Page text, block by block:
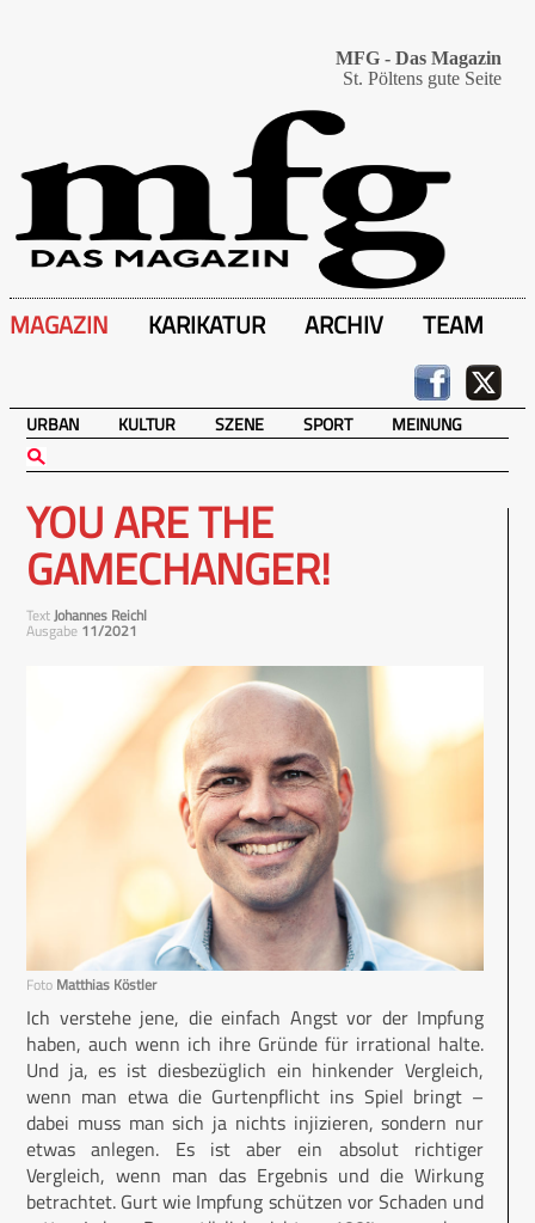
MFG - Das Magazin
St. Pöltens gute Seite
MAGAZIN KARIKATUR ARCHIV TEAM
URBAN KULTUR SZENE SPORT MEINUNG
YOU ARE THE
GAMECHANGER!
TextJohannes Reichl
Ausgabe 11/2021
Foto Matthias Köstler
Ich verstehe jene, die einfach Angst vor der Impfung
haben, auch wenn ich ihre Gründe für irrational halte.
Und ja, es ist diesbezüglich ein hinkender Vergleich,
wenn man etwa die Gurtenpflicht ins Spiel bringt –
dabei muss man sich ja nichts injizieren, sondern nur
etwas anlegen. Es ist aber ein absolut richtiger
Vergleich, wenn man das Ergebnis und die Wirkung
betrachtet. Gurt wie Impfung schützen vor Schaden und